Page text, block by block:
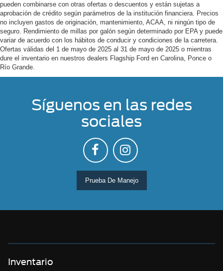
pueden combinarse con otras ofertas o descuentos y están sujetas a
aprobación de crédito según parámetros de la institución financiera. Precios
no incluyen gastos de originación, mantenimiento, ACAA, ni ningún tipo de
seguro. Rendimiento de millas por galón según determinado por EPA y puede
variar de acuerdo con los hábitos de conducir y condiciones de la carretera.
Ofertas válidas del 1 de mayo de 2025 al 31 de mayo de 2025 o mientras
dure el inventario en nuestros dealers Flagship Ford en Carolina, Ponce o
Río Grande.
Síguenos en las redes
sociales
Prueba De Manejo
Inventario